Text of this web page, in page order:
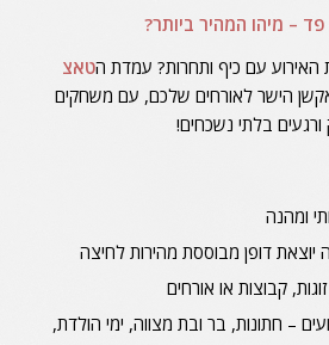
– מיהו המהיר ביותר?
עם כיף ותחרות? עמדת הטאצ
הישר לאורחים שלכם, עם משחקים
בלתי נשכחים!
ומהנה
דופן מבוססת מהירות לחיצה
קבוצות או אורחים
– חתונות, בר ובת מצווה, ימי הולדת,